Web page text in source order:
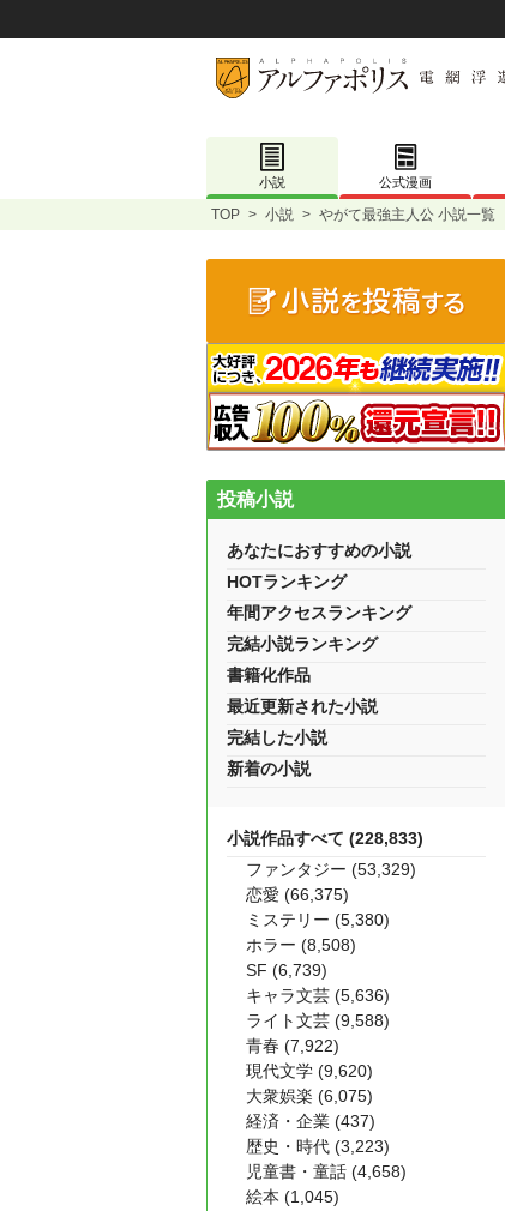
小説 公式漫画
TOP > 小説 > やがて最強主人公 小説一覧
投稿小説
あなたにおすすめの小説
HOTランキング
年間アクセスランキング
完結小説ランキング
書籍化作品
最近更新された小説
完結した小説
新着の小説
小説作品すべて (228,833)
ファンタジー (53,329)
恋愛 (66,375)
ミステリー (5,380)
ホラー (8,508)
SF (6,739)
キャラ文芸 (5,636)
ライト文芸 (9,588)
青春 (7,922)
現代文学 (9,620)
大衆娯楽 (6,075)
経済・企業 (437)
歴史・時代 (3,223)
児童書・童話 (4,658)
絵本 (1,045)